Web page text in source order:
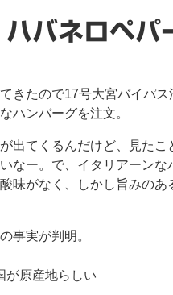
バネロペパ
きたので17号大宮バイパス
ハンバーグを注文。
が出てくるんだけど、見た
なー。で、イタリアーンな
味がなく、しかし旨みのあ
事実が判明。
が原産地らしい